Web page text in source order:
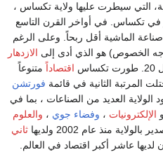
التي سيطرت عليها ولاية تكساس ،
في تكساس. في أواخر القرن التاسع
الماشية أقل ربحاً. وعلى الرغم
الخصوص) هو الذي أدى إلى الازدهار
اقتصاداً متنوعاً
فورتشن
الولاية العديد من الصناعات ، بما في
و الإلكترونيات ، وفضاء جوي ، والعلوم
منذ عام 2002 ولديها
ثاني
لديها عاشر أكبر اقتصاد في العالم.